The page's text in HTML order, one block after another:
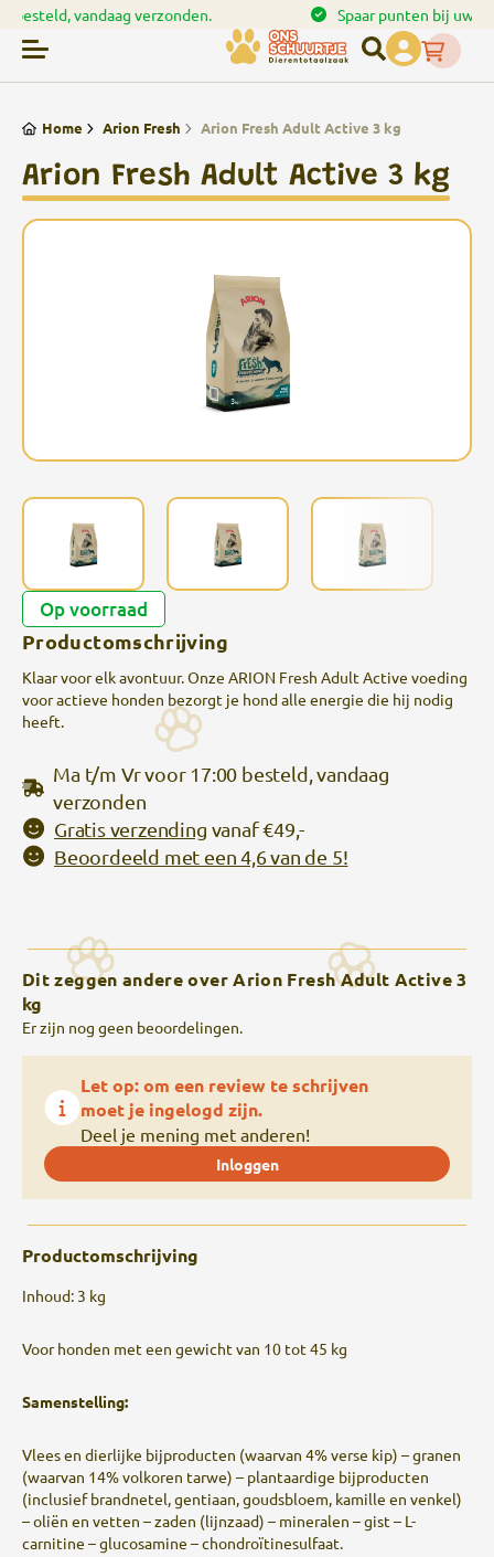
Spaar punten bij uw bestellingen
Home Arion Fresh Arion Fresh Adult Active 3 kg
Arion Fresh Adult Active 3 kg
Op voorraad
Productomschrijving
Klaar voor elk avontuur. Onze ARION Fresh Adult Active voeding
voor actieve honden bezorgt je hond alle energie die hij nodig
heeft.
Ma t/m Vr voor 17:00 besteld, vandaag
verzonden
Gratis verzending vanaf €49,-
Beoordeeld met een 4,6 van de 5!
Dit zeggen andere over Arion Fresh Adult Active 3
kg
Er zijn nog geen beoordelingen.
Let op: om een review te schrijven
moet je ingelogd zijn.
Deel je mening met anderen!
Inloggen
Productomschrijving
Inhoud: 3 kg
Voor honden met een gewicht van 10 tot 45 kg
Samenstelling:
Vlees en dierlijke bijproducten (waarvan 4% verse kip) – granen
(waarvan 14% volkoren tarwe) – plantaardige bijproducten
(inclusief brandnetel, gentiaan, goudsbloem, kamille en venkel)
– oliën en vetten – zaden (lijnzaad) – mineralen – gist – L-
carnitine – glucosamine – chondroïtinesulfaat.